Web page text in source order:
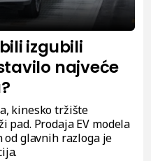
izgubili
najveće
kinesko tržište
Prodaja EV modela
od glavnih razloga je